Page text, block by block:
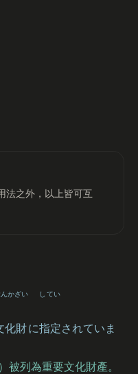
法之外，以上皆可互
化財
かざい
に指定
してい
されていま
被列為重要文化財產。